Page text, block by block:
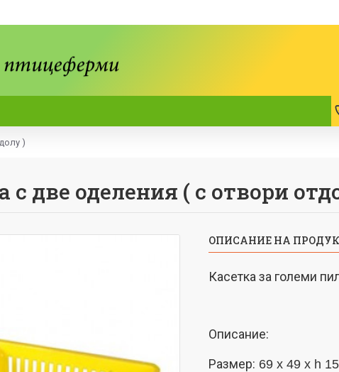
)
с две оделения ( с отвори
ОПИСАНИЕ НА
Касетка за големи
Описание:
Размер: 69 x 49 x h